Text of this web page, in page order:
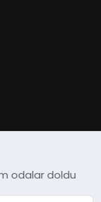
odalar doldu